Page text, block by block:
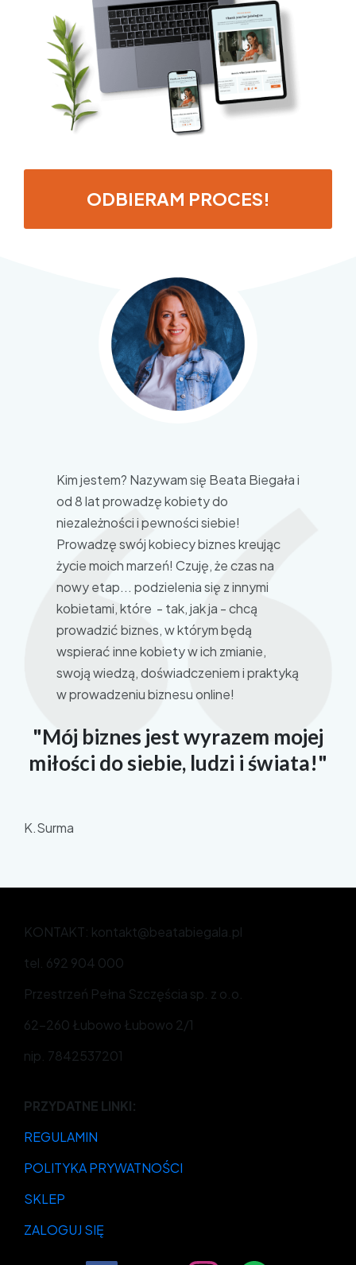
ODBIERAM PROCES!
Kim jestem? Nazywam się Beata Biegała i
od 8 lat prowadzę kobiety do
niezależności i pewności siebie!
Prowadzę swój kobiecy biznes kreując
życie moich marzeń! Czuję, że czas na
nowy etap... podzielenia się z innymi
kobietami, które - tak, jak ja - chcą
prowadzić biznes, w którym będą
wspierać inne kobiety w ich zmianie,
swoją wiedzą, doświadczeniem i praktyką
w prowadzeniu biznesu online!
"Mój biznes jest wyrazem mojej
miłości do siebie, ludzi i świata!"
K.Surma
KONTAKT: kontakt@beatabiegala.pl
tel. 692 904 000
Przestrzeń Pełna Szczęścia sp. z o.o.
62-260 Łubowo Łubowo 2/1
nip. 7842537201
PRZYDATNE LINKI:
REGULAMIN
POLITYKA PRYWATNOŚCI
SKLEP
ZALOGUJ SIĘ